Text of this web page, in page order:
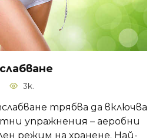
3k.
трябва да включва
упражнения – аеробни
режим на хранене. Най-